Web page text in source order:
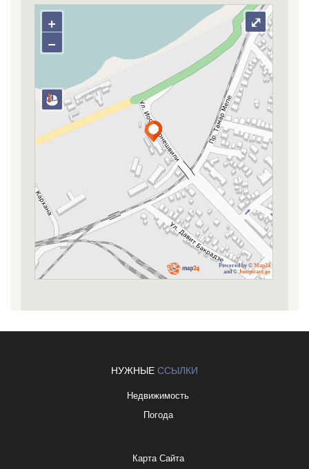
+
−
Powered by © Map24
and © Jumpstart.ge
⤢
НУЖНЫЕ ССЫЛКИ
Недвижимость
Погода
Карта Сайта